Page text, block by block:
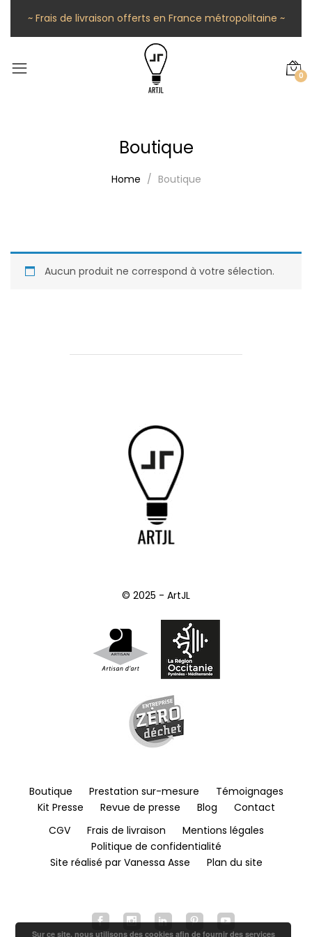
~ Frais de livraison offerts en France métropolitaine ~
0
Boutique
Home Boutique
Aucun produit ne correspond à votre sélection.
© 2025 - ArtJL
Boutique Prestation sur-mesure
Témoignages
Kit Presse
Revue de presse Blog
Contact
CGV
Frais de livraison
Mentions légales
Politique de confidentialité
Site réalisé par Vanessa Asse
Plan du site
Sur ce site, nous utilisons des cookies afin de fournir des services